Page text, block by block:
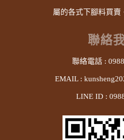
屬的各式下腳料買賣
聯絡
聯絡電話 :
EMAIL :
LINE ID :